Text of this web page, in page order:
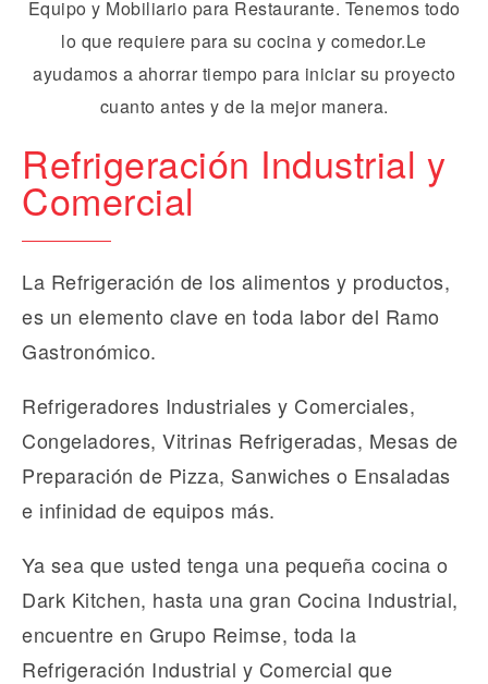
Refrigeración Industrial y
Comercial
La Refrigeración de los alimentos y productos,
es un elemento clave en toda labor del Ramo
Gastronómico.
Refrigeradores Industriales y Comerciales,
Congeladores, Vitrinas Refrigeradas, Mesas de
Preparación de Pizza, Sanwiches o Ensaladas
e infinidad de equipos más.
Ya sea que usted tenga una pequeña cocina o
Dark Kitchen, hasta una gran Cocina Industrial,
encuentre en Grupo Reimse, toda la
Refrigeración Industrial y Comercial que